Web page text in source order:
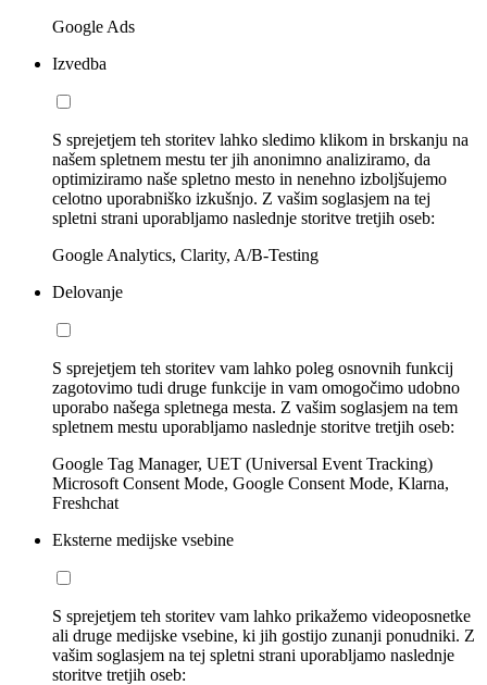
Google Ads
Izvedba
S sprejetjem teh storitev lahko sledimo klikom in brskanju na
našem spletnem mestu ter jih anonimno analiziramo, da
optimiziramo naše spletno mesto in nenehno izboljšujemo
celotno uporabniško izkušnjo. Z vašim soglasjem na tej
spletni strani uporabljamo naslednje storitve tretjih oseb:
Google Analytics, Clarity, A/B-Testing
Delovanje
S sprejetjem teh storitev vam lahko poleg osnovnih funkcij
zagotovimo tudi druge funkcije in vam omogočimo udobno
uporabo našega spletnega mesta. Z vašim soglasjem na tem
spletnem mestu uporabljamo naslednje storitve tretjih oseb:
Google Tag Manager, UET (Universal Event Tracking)
Microsoft Consent Mode, Google Consent Mode, Klarna,
Freshchat
Eksterne medijske vsebine
S sprejetjem teh storitev vam lahko prikažemo videoposnetke
ali druge medijske vsebine, ki jih gostijo zunanji ponudniki. Z
vašim soglasjem na tej spletni strani uporabljamo naslednje
storitve tretjih oseb: